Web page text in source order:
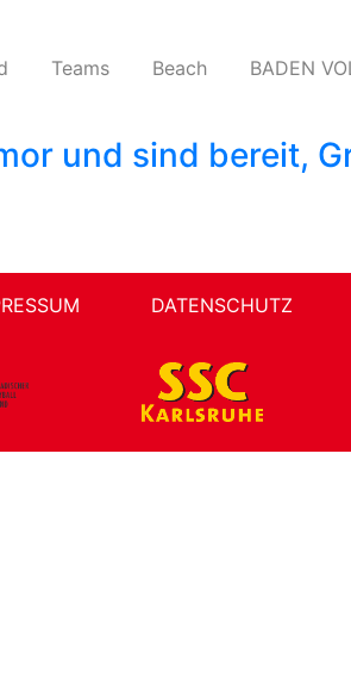
Teams​ Beach BADEN
und sind bereit,
DATENSCHUTZ